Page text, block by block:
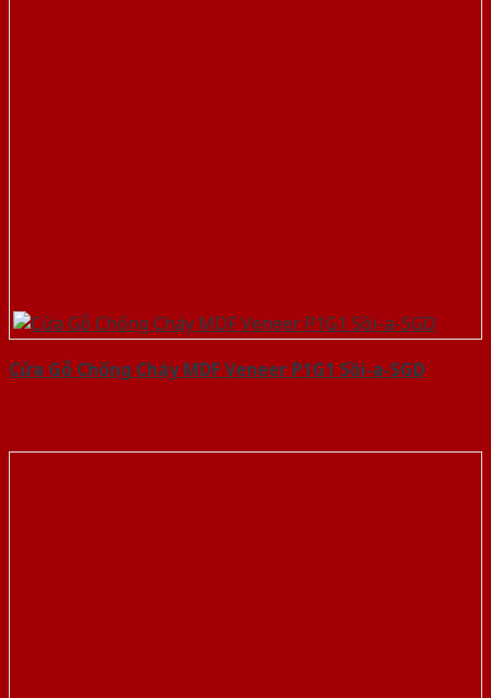
Cửa Gỗ Chống Cháy MDF Veneer P1G1 Sồi-a-SGD